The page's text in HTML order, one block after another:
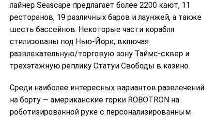
лайнер Seascape предлагает более 2200 кают, 11
ресторанов, 19 различных баров и лаунжей, а также
шесть бассейнов. Некоторые части корабля
стилизованы под Нью-Йорк, включая
развлекательную/торговую зону Таймс-сквер и
трехэтажную реплику Статуи Свободы в казино.
Среди наиболее интересных вариантов развлечений
на борту — американские горки ROBOTRON на
роботизированной руке с персонализированным